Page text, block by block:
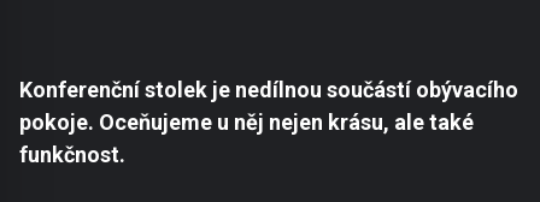
Konferenční stolek je nedílnou součástí obývacího
pokoje. Oceňujeme u něj nejen krásu, ale také
funkčnost.